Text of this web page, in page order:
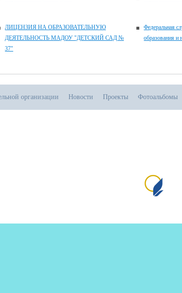
ЛИЦЕНЗИЯ НА ОБРАЗОВАТЕЛЬНУЮ
ДЕЯТЕЛЬНОСТЬ МАДОУ "ДЕТСКИЙ САД №
37"
Федеральная
образования и
организации Новости Проекты Фотоальбомы